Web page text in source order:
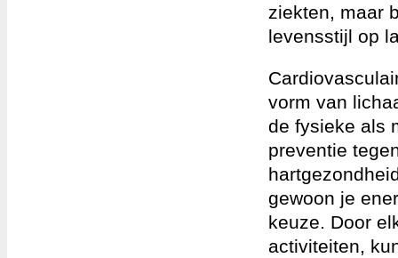
ziekten, maar
levensstijl op
vorm van
de fysieke als
preventie
gewoon je
keuze. Door
activiteiten,